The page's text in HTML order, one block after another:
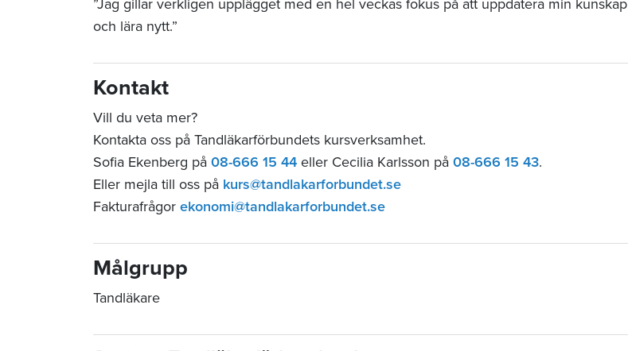
”Jag gillar verkligen upplägget med en hel veckas fokus på att uppdatera min kunskap
och lära nytt.”
Kontakt
Vill du veta mer?
Kontakta oss på Tandläkarförbundets kursverksamhet.
Sofia Ekenberg på 08-666 15 44 eller Cecilia Karlsson på 08-666 15 43.
Eller mejla till oss på kurs@tandlakarforbundet.se
Fakturafrågor ekonomi@tandlakarforbundet.se
Målgrupp
Tandläkare